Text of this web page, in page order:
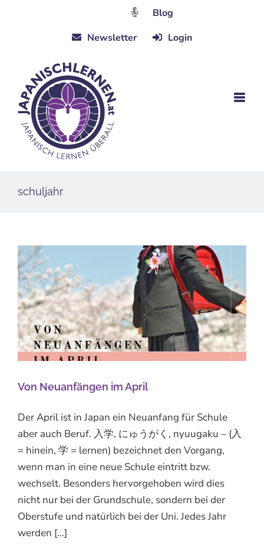
Blog
Newsletter
Login
schuljahr
Von Neuanfängen im April
Der April ist in Japan ein Neuanfang für Schule
aber auch Beruf. 入学, にゅうがく, nyuugaku – (入
= hinein, 学 = lernen) bezeichnet den Vorgang,
wenn man in eine neue Schule eintritt bzw.
wechselt. Besonders hervorgehoben wird dies
nicht nur bei der Grundschule, sondern bei der
Oberstufe und natürlich bei der Uni. Jedes Jahr
werden [...]